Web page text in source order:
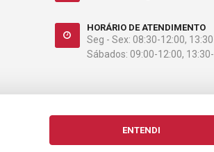
HORÁRIO DE ATENDIMENTO
Seg - Sex: 08:30-12:00,
Sábados: 09:00-12:00,
ENTENDI